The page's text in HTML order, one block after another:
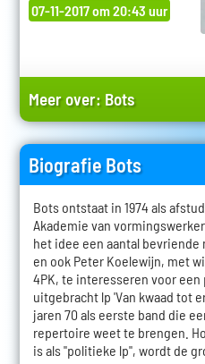
07-11-2017 om 20:43 uur
Meer over: Bots
Biografie Bots
Bots ontstaat in 1974 als
Akademie van
het idee een aantal
en ook Peter Koelewijn, met
4PK, te interesseren voor een
uitgebracht lp 'Van kwaad tot
jaren 70 als eerste band die
repertoire weet te brengen.
is als "politieke lp", wordt de